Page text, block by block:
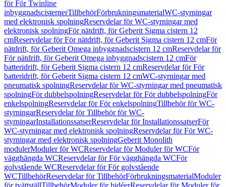
för För Twinline
inbyggnadscisternerTillbehörFörbrukningsmaterialWC-styrningar
med elektronisk spolningReservdelar för WC-styrningar med
elektronisk spolningFör nätdrift, för Geberit Sigma cistern 12
cmReservdelar för För nätdrift, för Geberit Sigma cistern 12 cmFör
nätdrift, för Geberit Omega inbyggnadscistern 12 cmReservdelar för
För nätdrift, för Geberit Omega inbyggnadscistern 12 cmFör
batteridrift, för Geberit Sigma cistern 12 cmReservdelar för För
batteridrift, för Geberit Sigma cistern 12 cmWC-styrningar med
pneumatisk spolningReservdelar för WC-styrningar med pneumatisk
spolningFör dubbelspolningReservdelar för För dubbelspolningFör
enkelspolningReservdelar för För enkelspolningTillbehör för WC-
styrningarReservdelar för Tillbehör för WC-
styrningarInstallationssatserReservdelar för InstallationssatserFör
WC-styrningar med elektronisk spolningReservdelar för För WC-
styrningar med elektronisk spolningGeberit Monolith
modulerModuler för WCReservdelar för Moduler för WCFör
vägghängda WCReservdelar för För vägghängda WCFör
golvstående WCReservdelar för För golvstående
WCTillbehörReservdelar för TillbehörFörbrukningsmaterialModuler
för tvättställTillbehörModuler för bidéerReservdelar för Moduler för